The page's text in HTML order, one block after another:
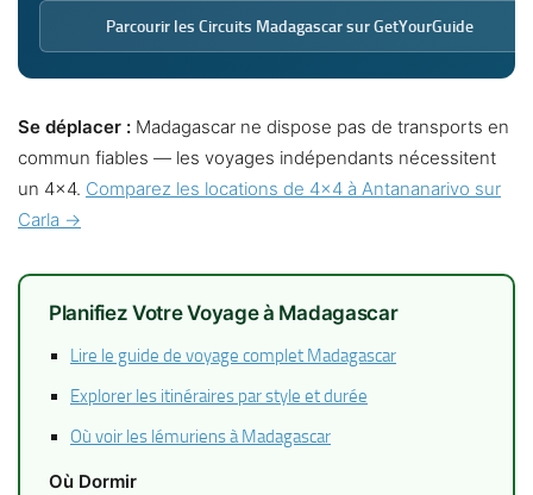
Parcourir les Circuits Madagascar sur GetYourGuide
Se déplacer : Madagascar ne dispose pas de transports en
commun fiables — les voyages indépendants nécessitent
un 4×4. Comparez les locations de 4×4 à Antananarivo sur
Carla →
Planifiez Votre Voyage à Madagascar
Lire le guide de voyage complet Madagascar
Explorer les itinéraires par style et durée
Où voir les lémuriens à Madagascar
Où Dormir